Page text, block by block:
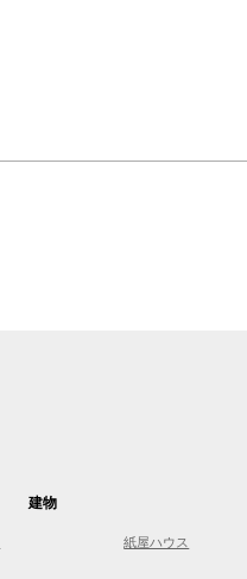
建物
紙屋ハウス